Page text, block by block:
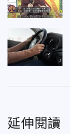
延伸閱讀